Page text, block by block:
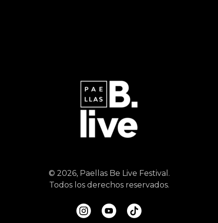
© 2026, Paellas Be Live Festival.
Todos los derechos reservados.